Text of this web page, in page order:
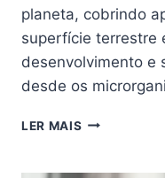
planeta, cobrindo
superfície terrestre
desenvolvimento e
desde os
LER MAIS